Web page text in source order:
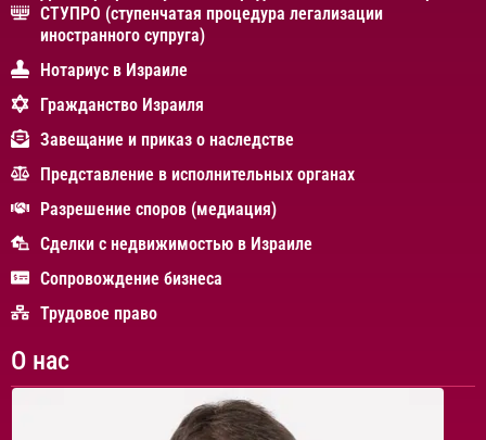
СТУПРО (ступенчатая процедура легализации
иностранного супруга)
Нотариус в Израиле
Гражданство Израиля
Завещание и приказ о наследстве
Представление в исполнительных органах
Разрешение споров (медиация)
Сделки с недвижимостью в Израиле
Сопровождение бизнеса
Трудовое право
О нас